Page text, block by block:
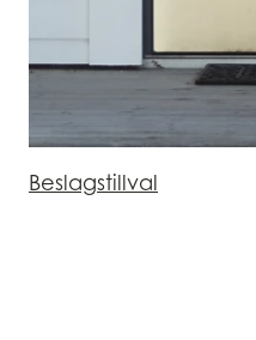
Beslagstillval